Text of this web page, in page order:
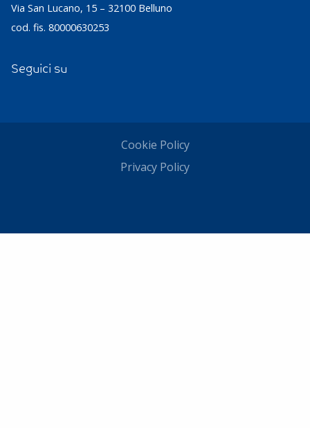
Via San Lucano, 15 – 32100 Belluno
cod. fis. 80000630253
Seguici su
Cookie Policy
Privacy Policy